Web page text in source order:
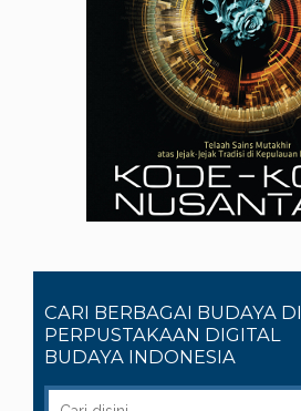
CARI BERBAGAI BUDAYA DI
PERPUSTAKAAN DIGITAL
BUDAYA INDONESIA